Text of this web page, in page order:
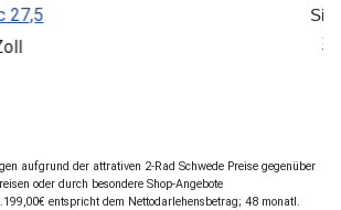
*)
aufgrund der attrativen 2-Rad Schwede Preise gegenüber
oder durch besondere Shop-Angebote
entspricht dem Nettodarlehensbetrag; 48 monatl.